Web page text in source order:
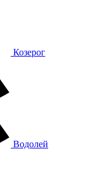
Козерог
Водолей